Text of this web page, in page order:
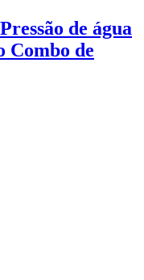
de água
Combo de